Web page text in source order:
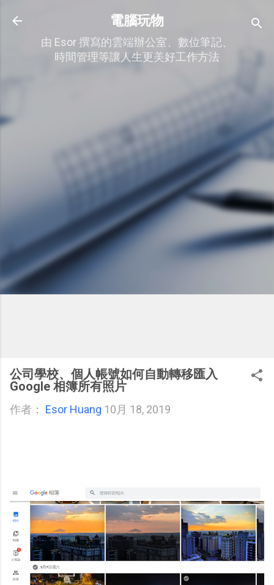
跳到主要內容
電腦玩物
由 Esor 撰寫的雲端辦公室、數位筆記、
時間管理等讓人生更美好工作方法
公司學校、個人帳號如何自動轉移匯入
Google 相簿所有照片
作者： Esor Huang 10月 18, 2019